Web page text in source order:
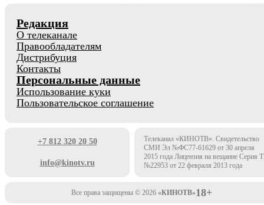
Редакция
О телеканале
Правообладателям
Дистрибуция
Контакты
Персональные данные
Использование куки
Пользовательское соглашение
+7 812 320 20 50
info@kinotv.ru
Телеканал «КИНОТВ». Свидетельство
СМИ Эл №ФС77-61629 от 30 апреля
2015 года Лицензия на вещание Серия
№22953 от 22 февраля 2013 года
Все права защищены © 2026 «КИНОТВ»18+